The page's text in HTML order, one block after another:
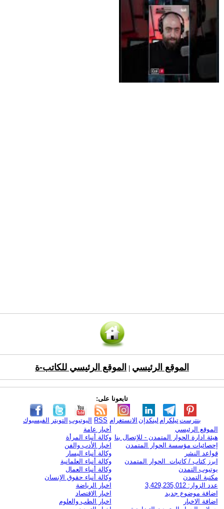
الموقع الرئيسي الموقع الرئيسي للكاتب-ة
تابعونا على:
الفيسبوك التويتر اليوتيوب RSS الانستغرام لينكدإن تيلكرامبنترست
الموقع الرئيسي
هيئة ادارة الحوار المتمدن - للإتصال بنا
إحصائيات مؤسسة الحوار المتمدن
قواعد النشر
ابرز كتاب / كاتبات الحوار المتمدن
يوتيوب التمدن
مكتبة التمدن
عدد الزوار: 3,429,235,012
اضافة موضوع جديد
اضافة الاخبار
أخبار عامة
وكالة أنباء المرأة
اخبار الأدب والفن
وكالة أنباء اليسار
وكالة أنباء العلمانية
وكالة أنباء العمال
وكالة أنباء حقوق الإنسان
اخبار الرياضة
اخبار الاقتصاد
اخبار الطب والعلوم